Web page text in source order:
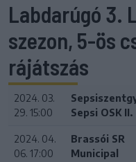
Labdarúgó 3.
szezon, 5-ös
rájátszás
2024. 03.
29. 15:00
Sepsi OSK II.
2024. 04.
06. 17:00
Brassói SR
Municipal